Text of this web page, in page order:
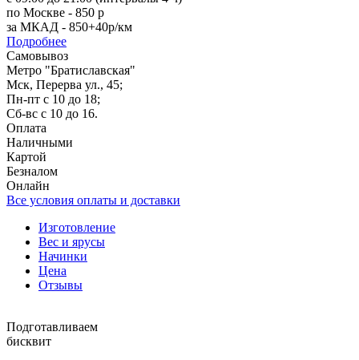
по Москве - 850 р
за МКАД - 850+40р/км
Подробнее
Самовывоз
Метро "Братиславская"
Мск, Перерва ул., 45;
Пн-пт с 10 до 18;
Сб-вс с 10 до 16.
Оплата
Наличными
Картой
Безналом
Онлайн
Все условия оплаты и доставки
Изготовление
Вес и ярусы
Начинки
Цена
Отзывы
Подготавливаем
бисквит